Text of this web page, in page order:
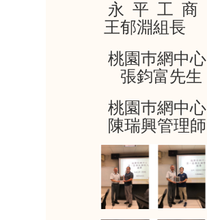
永 平 工 商
王郁淵組長
桃園巿網中心
張鈞富先生
桃園巿網中心
陳瑞興管理師